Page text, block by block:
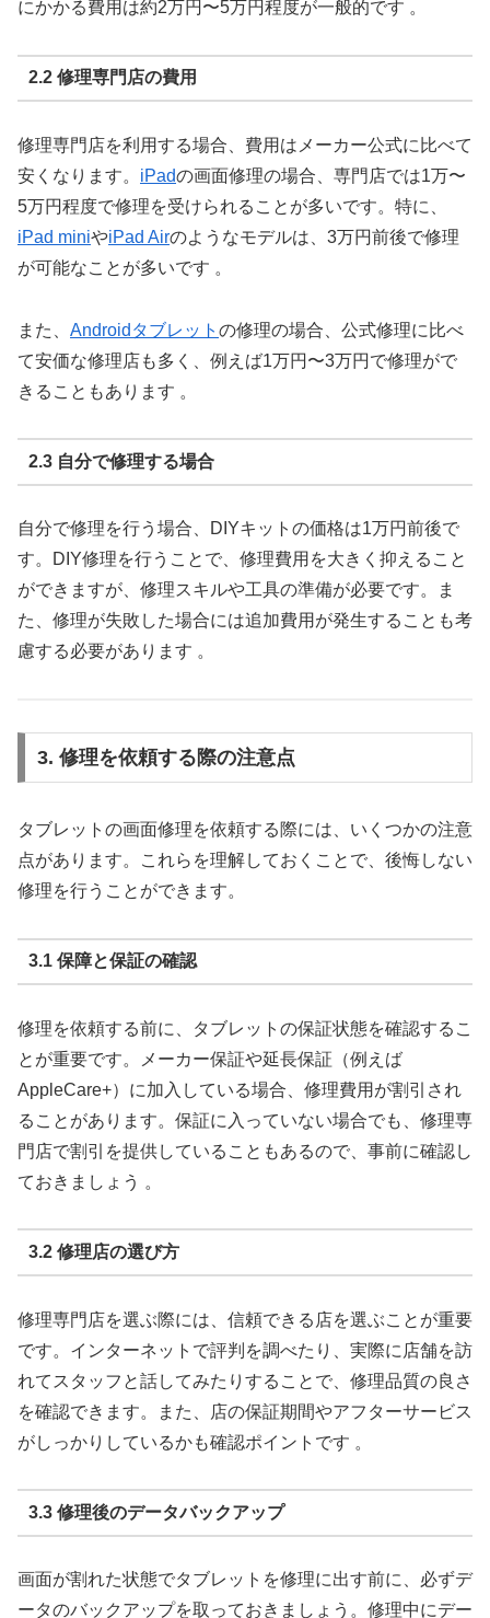
にかかる費用は約2万円〜5万円程度が一般的です 。
2.2 修理専門店の費用
修理専門店を利用する場合、費用はメーカー公式に比べて
安くなります。 iPadの画面修理の場合、専門店では1万〜
5万円程度で修理を受けられることが多いです。特に、
iPad miniやiPad Airのようなモデルは、3万円前後で修理
が可能なことが多いです 。
また、 Androidタブレット の修理の場合、公式修理に比べ
て安価な修理店も多く、例えば1万円〜3万円で修理がで
きることもあります 。
2.3 自分で修理する場合
自分で修理を行う場合、DIYキットの価格は1万円前後で
す。DIY修理を行うことで、修理費用を大きく抑えること
ができますが、修理スキルや工具の準備が必要です。ま
た、修理が失敗した場合には追加費用が発生することも考
慮する必要があります 。
3. 修理を依頼する際の注意点
タブレットの画面修理を依頼する際には、いくつかの注意
点があります。これらを理解しておくことで、後悔しない
修理を行うことができます。
3.1 保障と保証の確認
修理を依頼する前に、タブレットの保証状態を確認するこ
とが重要です。メーカー保証や延長保証（例えば
AppleCare+）に加入している場合、修理費用が割引され
ることがあります。保証に入っていない場合でも、修理専
門店で割引を提供していることもあるので、事前に確認し
ておきましょう 。
3.2 修理店の選び方
修理専門店を選ぶ際には、信頼できる店を選ぶことが重要
です。インターネットで評判を調べたり、実際に店舗を訪
れてスタッフと話してみたりすることで、修理品質の良さ
を確認できます。また、店の保証期間やアフターサービス
がしっかりしているかも確認ポイントです 。
3.3 修理後のデータバックアップ
画面が割れた状態でタブレットを修理に出す前に、必ずデ
ータのバックアップを取っておきましょう。修理中にデー